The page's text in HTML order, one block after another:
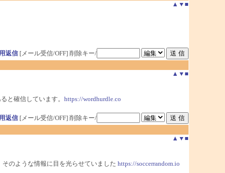
▲ ▼ ■
返信[メール受信/OFF] 削除キー/
▲ ▼ ■
と確信しています。 https://wordhurdle.co
返信[メール受信/OFF] 削除キー/
▲ ▼ ■
のような情報に目を光らせていました https://soccerrandom.io